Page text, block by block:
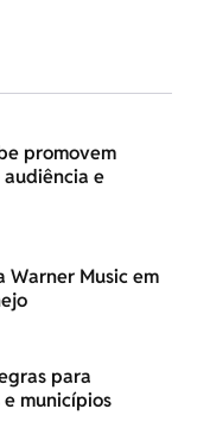
promovem
e
Warner Music em
para
municípios